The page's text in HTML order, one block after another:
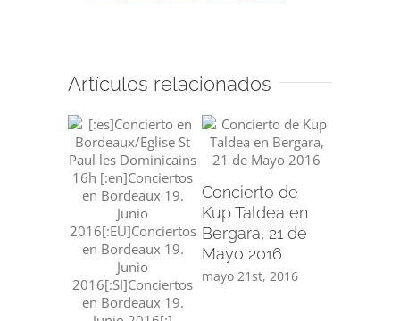
Artículos relacionados
Concierto de
Kup Taldea en
Bergara, 21 de
Mayo 2016
mayo 21st, 2016